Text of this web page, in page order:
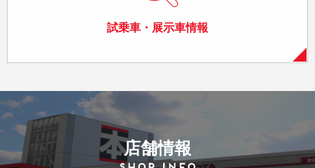
試乗車・展示車情報
店舗情報